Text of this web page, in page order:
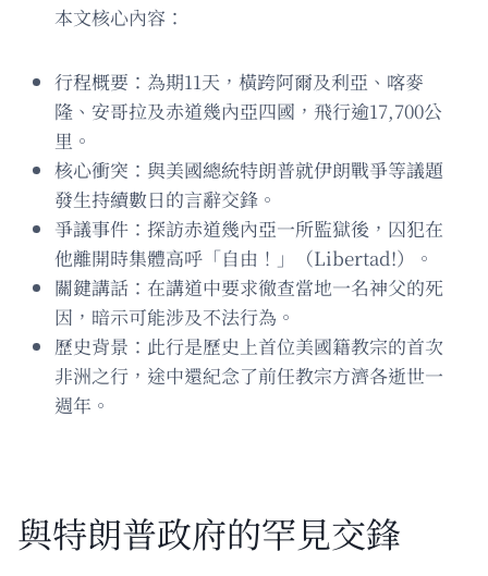
本文核心內容：
行程概要：為期11天，橫跨阿爾及利亞、喀麥
隆、安哥拉及赤道幾內亞四國，飛行逾17,700公
里。
核心衝突：與美國總統特朗普就伊朗戰爭等議題
發生持續數日的言辭交鋒。
爭議事件：探訪赤道幾內亞一所監獄後，囚犯在
他離開時集體高呼「自由！」（Libertad!）。
關鍵講話：在講道中要求徹查當地一名神父的死
因，暗示可能涉及不法行為。
歷史背景：此行是歷史上首位美國籍教宗的首次
非洲之行，途中還紀念了前任教宗方濟各逝世一
週年。
與特朗普政府的罕見交鋒